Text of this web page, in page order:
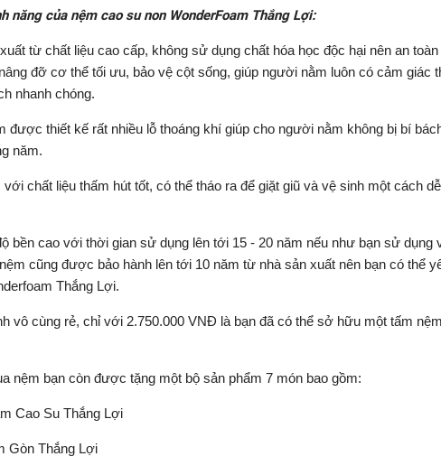
năng của nệm cao su non WonderFoam Thắng Lợi:
từ chất liệu cao cấp, không sử dụng chất hóa học độc hại nên an
đỡ cơ thể tối ưu, bảo vệ cột sống, giúp người nằm luôn có cảm giác
nhanh chóng.
được thiết kế rất nhiều lỗ thoáng khí giúp cho người nằm không bị bí
năm.
chất liệu thấm hút tốt, có thể tháo ra để giặt giũ và vệ sinh một cách
bền cao với thời gian sử dụng lên tới 15 - 20 năm nếu như bạn sử dụng
cũng được bảo hành lên tới 10 năm từ nhà sản xuất nên bạn có thể
Thắng Lợi.
vô cùng rẻ, chỉ với 2.750.000 VNĐ là bạn đã có thể sở hữu một tấm
nệm bạn còn được tặng một bộ sản phẩm 7 món bao gồm:
Cao Su Thắng Lợi
Gòn Thắng Lợi